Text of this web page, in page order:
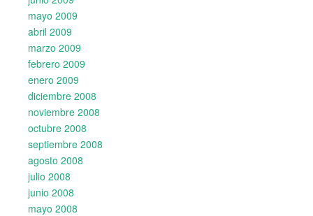
mayo 2009
abril 2009
marzo 2009
febrero 2009
enero 2009
diciembre 2008
noviembre 2008
octubre 2008
septiembre 2008
agosto 2008
julio 2008
junio 2008
mayo 2008